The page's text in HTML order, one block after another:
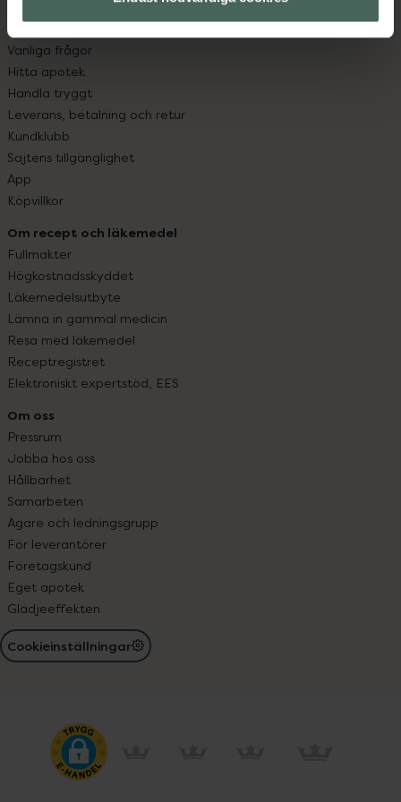
Kontakta oss
Vanliga frågor
Hitta apotek
Handla tryggt
Leverans, betalning och retur
Kundklubb
Sajtens tillgänglighet
App
Köpvillkor
Om recept och läkemedel
Fullmakter
Högkostnadsskyddet
Läkemedelsutbyte
Lämna in gammal medicin
Resa med läkemedel
Receptregistret
Elektroniskt expertstöd, EES
Om oss
Pressrum
Jobba hos oss
Hållbarhet
Samarbeten
Ägare och ledningsgrupp
För leverantörer
Företagskund
Eget apotek
Glädjeeffekten
Cookieinställningar